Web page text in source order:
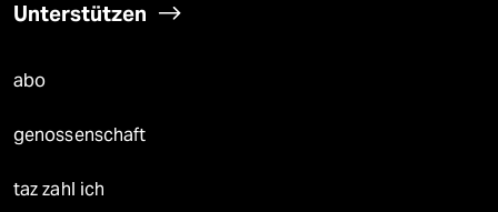
Unterstützen
abo
genossenschaft
taz zahl ich